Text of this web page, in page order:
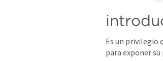
Es un privilegio
para exponer